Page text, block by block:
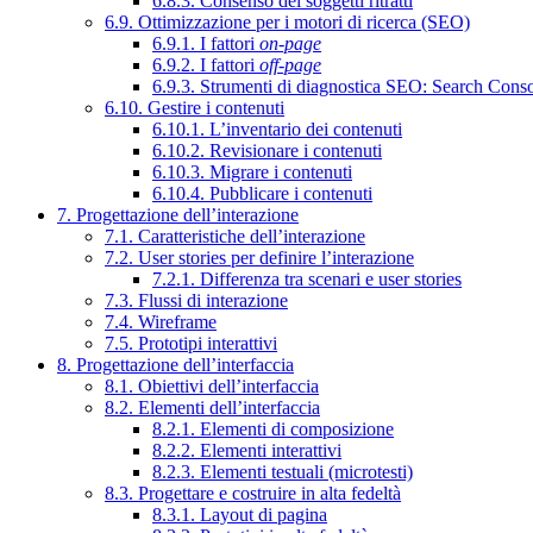
6.9. Ottimizzazione per i motori di ricerca (SEO)
6.9.1. I fattori on-page
6.9.2. I fattori off-page
6.9.3. Strumenti di diagnostica SEO: Search
6.10. Gestire i contenuti
6.10.1. L’inventario dei contenuti
6.10.2. Revisionare i contenuti
6.10.3. Migrare i contenuti
6.10.4. Pubblicare i contenuti
7. Progettazione dell’interazione
7.1. Caratteristiche dell’interazione
7.2. User stories per definire l’interazione
7.2.1. Differenza tra scenari e user stories
7.3. Flussi di interazione
7.4. Wireframe
7.5. Prototipi interattivi
8. Progettazione dell’interfaccia
8.1. Obiettivi dell’interfaccia
8.2. Elementi dell’interfaccia
8.2.1. Elementi di composizione
8.2.2. Elementi interattivi
8.2.3. Elementi testuali (microtesti)
8.3. Progettare e costruire in alta fedeltà
8.3.1. Layout di pagina